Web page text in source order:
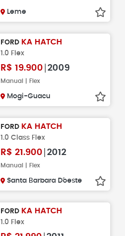
Leme
FORD KA HATCH
1.0 Flex
R$ 19.900 2009
Manual | Flex
Mogi-Guacu
FORD KA HATCH
1.0 Class Flex
R$ 21.900 2012
Manual | Flex
Santa Barbara D´oeste
FORD KA HATCH
1.0 Flex